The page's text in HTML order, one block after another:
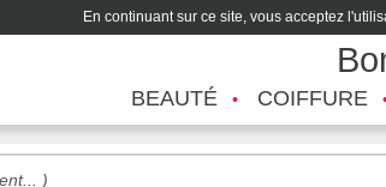
En continuant sur ce site, vous acceptez
BEAUTÉ COIFFURE